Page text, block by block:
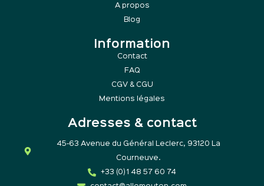
A propos
Blog
Information
Contact
FAQ
CGV & CGU
Mentions légales
Adresses & contact
45-63 Avenue du Général Leclerc, 93120 La
Courneuve.
+33 (0) 1 48 57 60 74